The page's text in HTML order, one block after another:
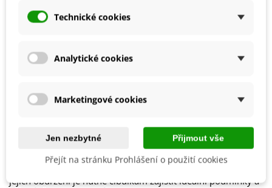
Výrobce
Každý druh cibulek je označennázvem
Chceme být šetrní k přírodě
, proto cibuloviny balíme do
papírových recyklovatelných sáčků acibulky stejného
druhu nabalíme dohromady.
jejich obdržení je nutné cibulkám zajistit ideální podmínky a
Technické cookies
Analytické cookies
Marketingové cookies
Jen nezbytné Přijmout vše
Přejít na stránku Prohlášení o použití cookies